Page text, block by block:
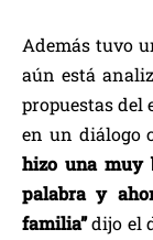
Además tuvo
aún está
propuestas del
en un diálogo
hizo una muy
palabra y
familia”dijo el